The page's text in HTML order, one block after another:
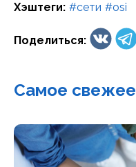
Хэштеги: #сети #osi
Поделиться:
Самое свежее